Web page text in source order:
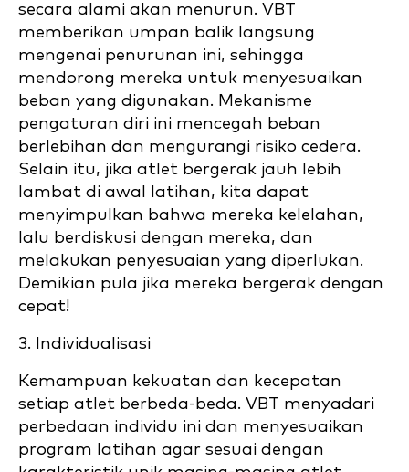
secara alami akan menurun. VBT
memberikan umpan balik langsung
mengenai penurunan ini, sehingga
mendorong mereka untuk menyesuaikan
beban yang digunakan. Mekanisme
pengaturan diri ini mencegah beban
berlebihan dan mengurangi risiko cedera.
Selain itu, jika atlet bergerak jauh lebih
lambat di awal latihan, kita dapat
menyimpulkan bahwa mereka kelelahan,
lalu berdiskusi dengan mereka, dan
melakukan penyesuaian yang diperlukan.
Demikian pula jika mereka bergerak dengan
cepat!
3. Individualisasi
Kemampuan kekuatan dan kecepatan
setiap atlet berbeda-beda. VBT menyadari
perbedaan individu ini dan menyesuaikan
program latihan agar sesuai dengan